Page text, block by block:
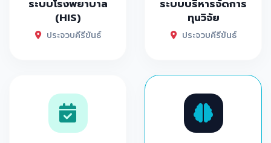
ระบบโรงพยาบาล
(HIS)
ประจวบคีรีขันธ์
ระบบบริหารจัดการ
ทุนวิจัย
ประจวบคีรีขันธ์